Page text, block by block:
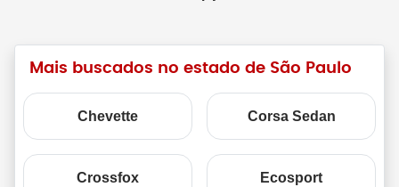
Mais buscados no estado de São Paulo
Chevette Corsa Sedan
Crossfox Ecosport